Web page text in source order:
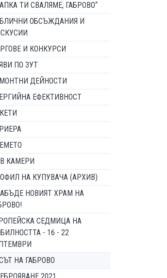
ТИ СВАЛЯМЕ, ГАБРОВО“
ОБСЪЖДАНИЯ И
И КОНКУРСИ
ПО ЗУТ
ДЕЙНОСТИ
ЕФЕКТИВНОСТ
КАМЕРИ
НА КУПУВАЧА (АРХИВ)
НОВИЯТ ХРАМ НА
СЕДМИЦА НА
- 16 - 22
НА ГАБРОВО